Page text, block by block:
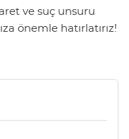
ve suç unsuru
önemle hatırlatırız!